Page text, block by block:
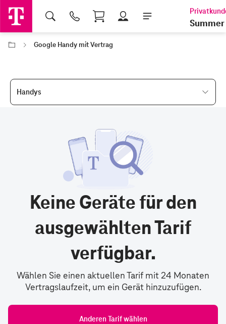
Shopping Cart
Summer
Google Handy mit Vertrag
Handys
Keine Geräte für den
ausgewählten Tarif
verfügbar.
Wählen Sie einen aktuellen Tarif mit 24 Monaten
Vertragslaufzeit, um ein Gerät hinzuzufügen.
Anderen Tarif wählen